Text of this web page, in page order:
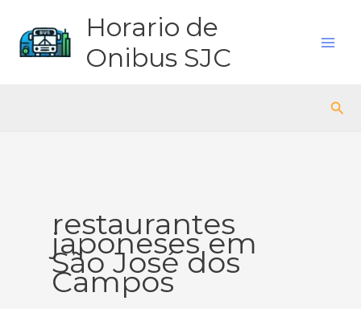
Horario de
Onibus SJC
restaurantes
japoneses em
São José dos
Campos